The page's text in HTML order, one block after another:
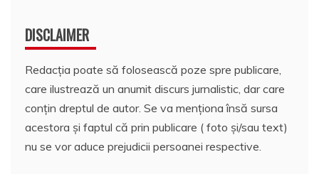
DISCLAIMER
Redacția poate să folosească poze spre publicare,
care ilustrează un anumit discurs jurnalistic, dar care
conțin dreptul de autor. Se va menționa însă sursa
acestora și faptul că prin publicare ( foto și/sau text)
nu se vor aduce prejudicii persoanei respective.